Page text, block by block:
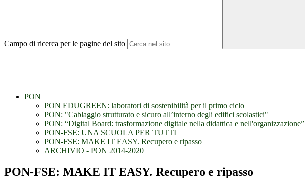
Campo di ricerca per le pagine del sito
PON
PON EDUGREEN: laboratori di sostenibilità per il primo ciclo
PON: "Cablaggio strutturato e sicuro all’interno degli edifici scolastici"
PON: “Digital Board: trasformazione digitale nella didattica e nell'organizzazione”
PON-FSE: UNA SCUOLA PER TUTTI
PON-FSE: MAKE IT EASY. Recupero e ripasso
ARCHIVIO - PON 2014-2020
PON-FSE: MAKE IT EASY. Recupero e ripasso